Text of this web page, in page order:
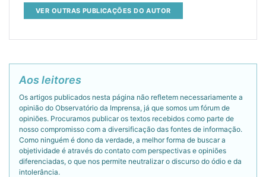
VER OUTRAS PUBLICAÇÕES DO AUTOR
Aos leitores
Os artigos publicados nesta página não refletem necessariamente a
opinião do Observatório da Imprensa, já que somos um fórum de
opiniões. Procuramos publicar os textos recebidos como parte de
nosso compromisso com a diversificação das fontes de informação.
Como ninguém é dono da verdade, a melhor forma de buscar a
objetividade é através do contato com perspectivas e opiniões
diferenciadas, o que nos permite neutralizar o discurso do ódio e da
intolerância.